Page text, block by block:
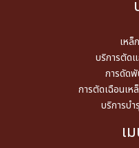
เหล็
บริการตัด
การดัด
การตัดเฉือนเห
บริการบ
เ